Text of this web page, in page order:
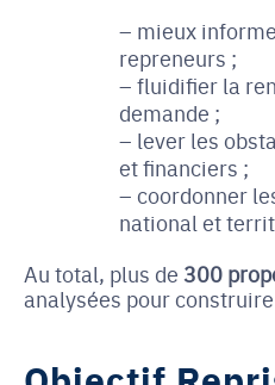
mieux
repreneurs ;
fluidifier la
demande ;
lever les
et financiers ;
coordonner
national et
Au total, plus de 300
analysées pour